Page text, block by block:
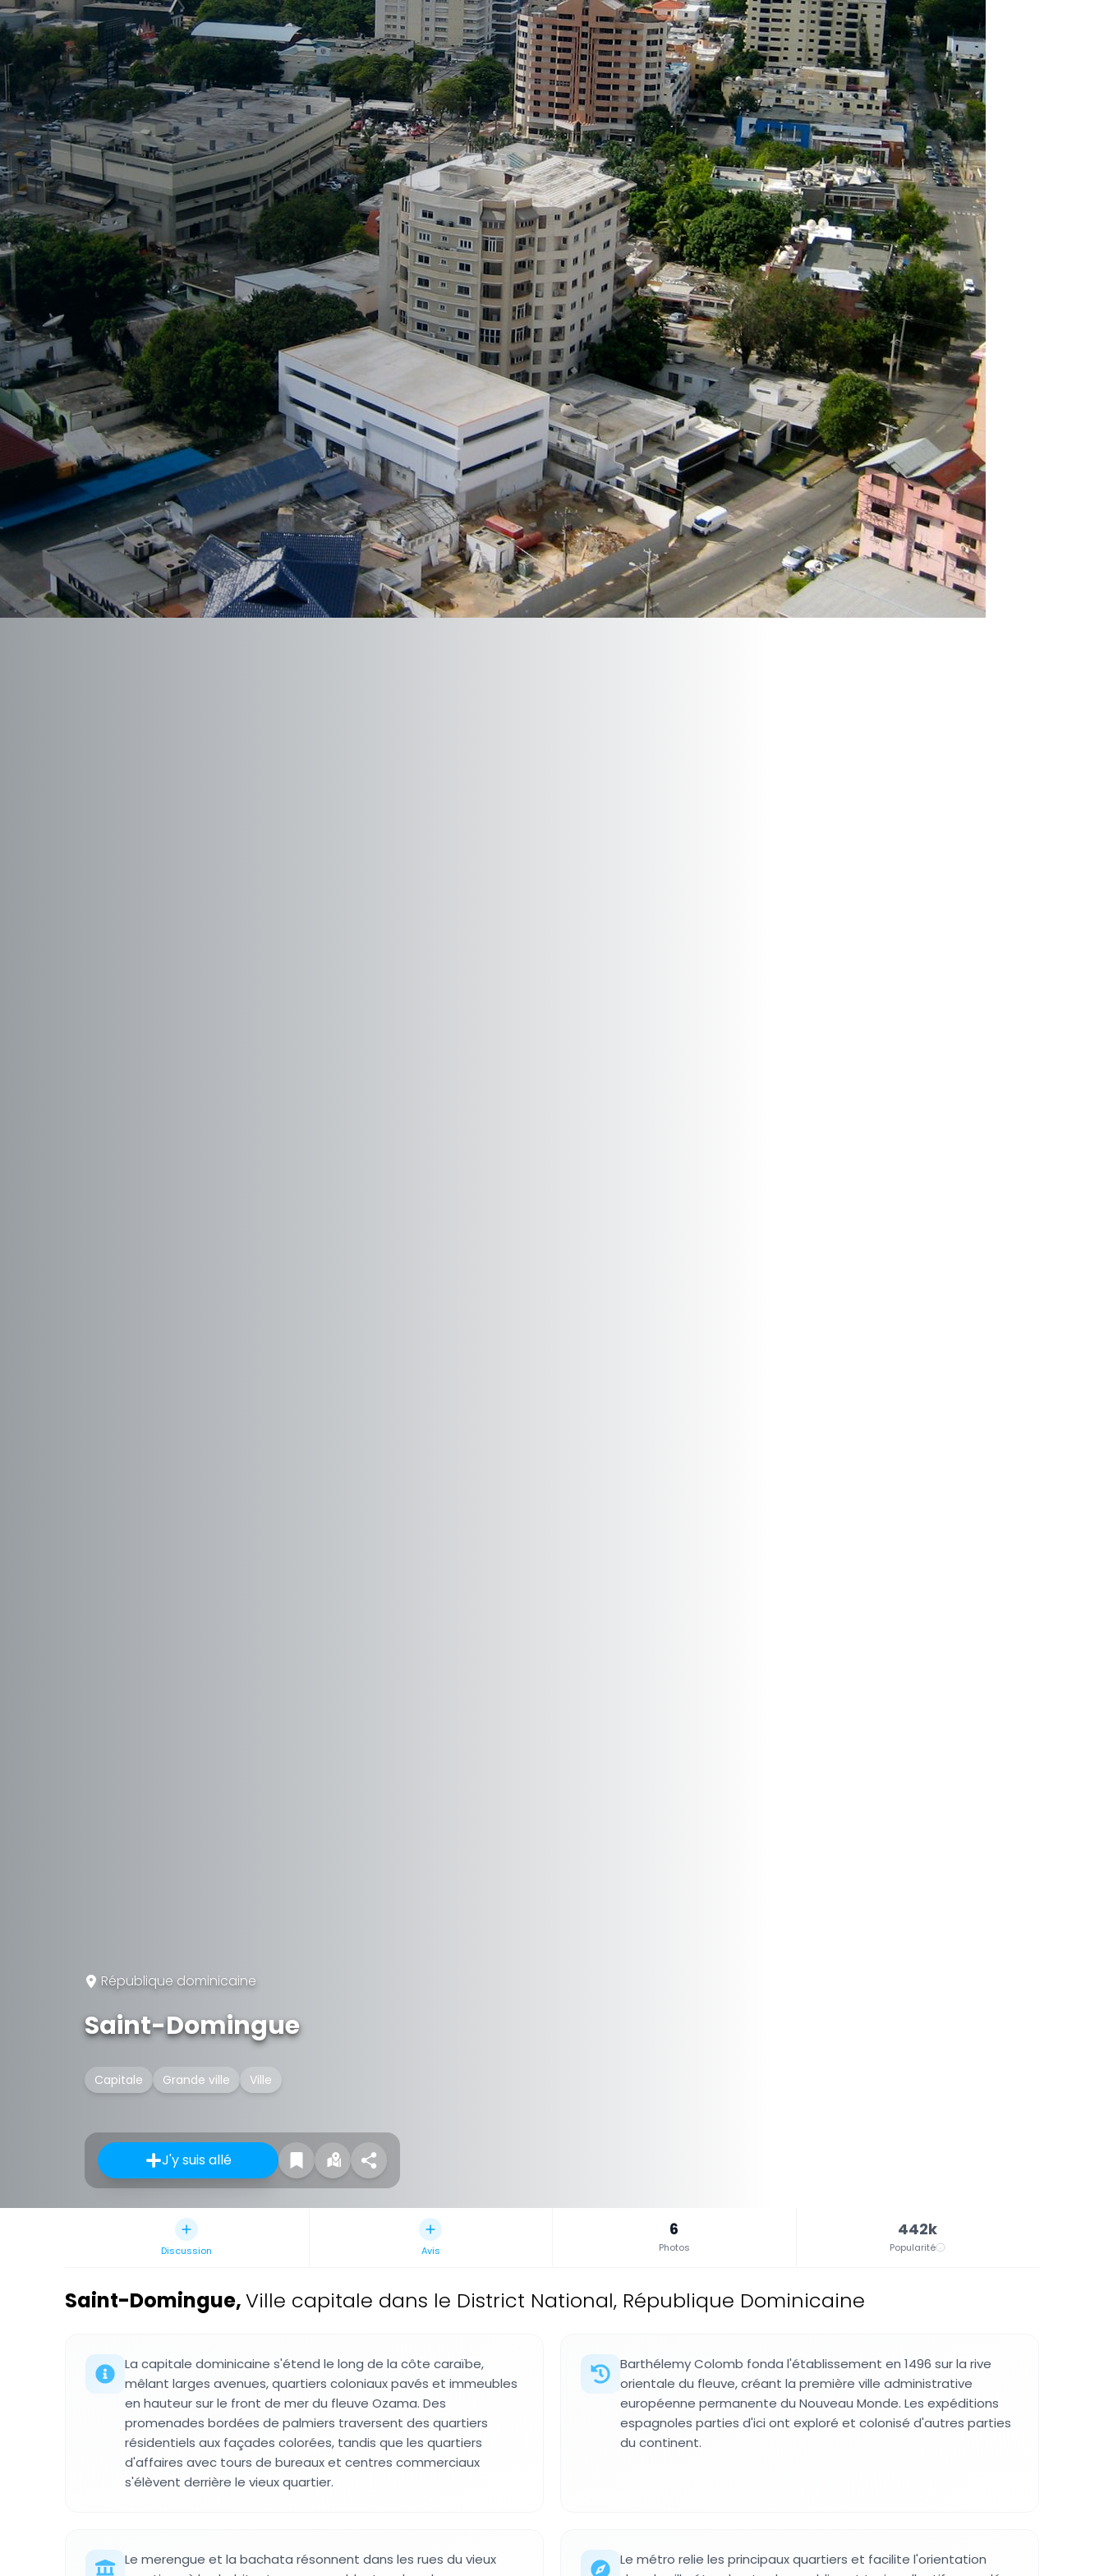
République dominicaine
Saint-Domingue
Capitale Grande ville Ville
J'y suis allé
Discussion Avis
6
Photos
442k
Popularité
Saint-Domingue,Ville capitale dans le District National, République Dominicaine
La capitale dominicaine s'étend le long de la côte caraïbe,
mêlant larges avenues, quartiers coloniaux pavés et immeubles
en hauteur sur le front de mer du fleuve Ozama. Des
promenades bordées de palmiers traversent des quartiers
résidentiels aux façades colorées, tandis que les quartiers
d'affaires avec tours de bureaux et centres commerciaux
s'élèvent derrière le vieux quartier.
Barthélemy Colomb fonda l'établissement en 1496 sur la rive
orientale du fleuve, créant la première ville administrative
européenne permanente du Nouveau Monde. Les expéditions
espagnoles parties d'ici ont exploré et colonisé d'autres parties
du continent.
Le merengue et la bachata résonnent dans les rues du vieux
Le métro relie les principaux quartiers et facilite l'orientation